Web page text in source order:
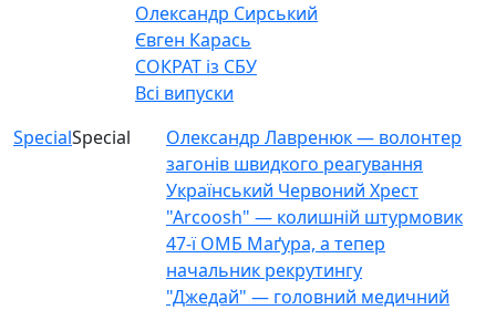
Олександр Сирський
Євген Карась
СОКРАТ із СБУ
Всі випуски
SpecialSpecial
Олександр Лавренюк — волонтер
загонів швидкого реагування
Український Червоний Хрест
"Arcoosh" — колишній штурмовик
47-ї ОМБ Маґура, а тепер
начальник рекрутингу
"Джедай" — головний медичний